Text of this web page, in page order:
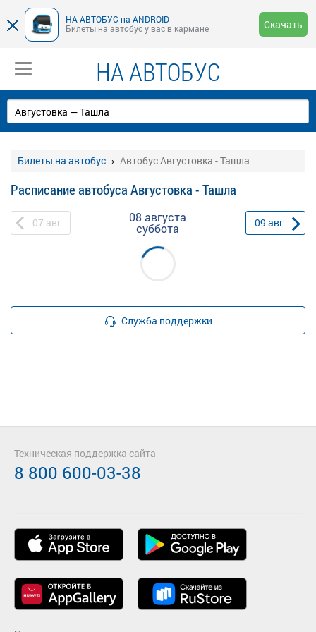
НА-АВТОБУС на ANDROID
Билеты на автобус у вас в кармане
Скачать
НА АВТОБУС
Билеты на автобус Автобус Августовка - Ташла
Расписание автобуса Августовка - Ташла
07 авг 08 августа
суббота 09 авг
Служба поддержки
Техническая поддержка сайта
8 800 600-03-38